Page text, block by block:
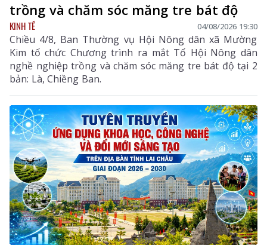
trồng và chăm sóc măng tre bát độ
KINH TẾ 04/08/2026 19:30
Chiều 4/8, Ban Thường vụ Hội Nông dân xã Mường
Kim tổ chức Chương trình ra mắt Tổ Hội Nông dân
nghề nghiệp trồng và chăm sóc măng tre bát độ tại 2
bản: Là, Chiềng Ban.